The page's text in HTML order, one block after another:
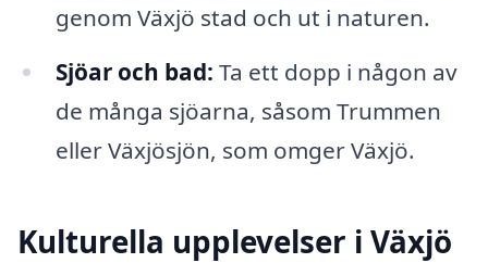
genom Växjö stad och ut i naturen.
Sjöar och bad: Ta ett dopp i någon av
de många sjöarna, såsom Trummen
eller Växjösjön, som omger Växjö.
Kulturella upplevelser i Växjö